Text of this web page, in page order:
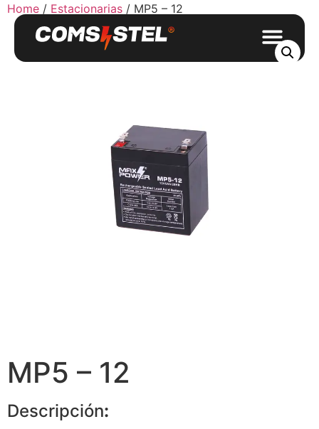
Home / Estacionarias / MP5 – 12
MP5 – 12
Descripción: